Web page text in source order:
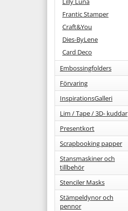
Frantic Stamper
Craft&You
Dies-ByLene
Card Deco
Embossingfolders
Förvaring
InspirationsGalleri
Lim / Tape / 3D- kuddar
Presentkort
Scrapbooking papper
Stansmaskiner och
tillbehör
Stenciler Masks
Stämpeldynor och
pennor